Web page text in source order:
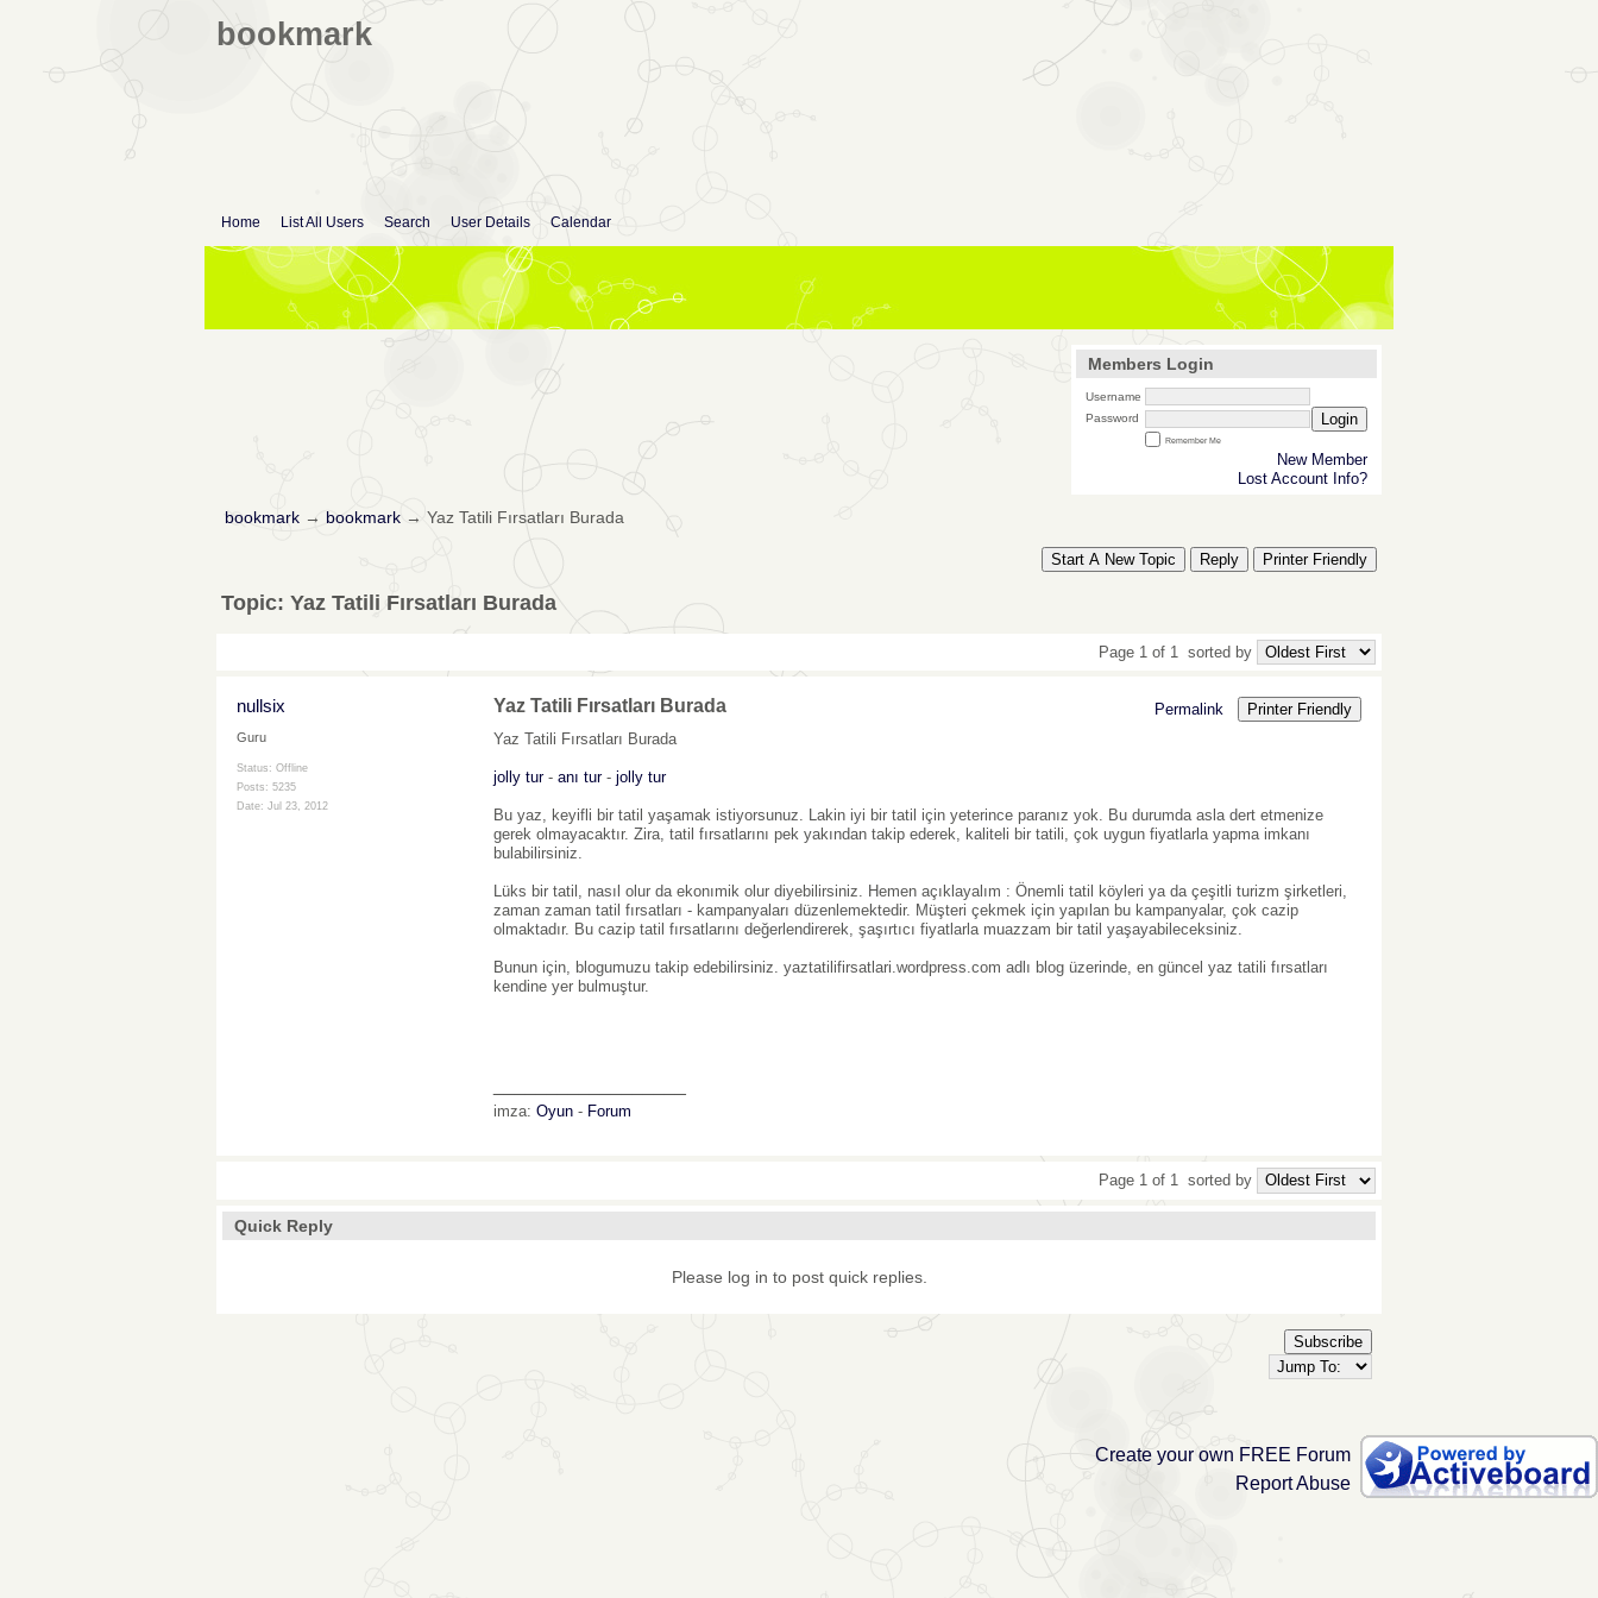
bookmark
Home List All Users Search User Details Calendar
Members Login
Username
Password
Login
Remember Me
New Member
Lost Account Info?
bookmark→ bookmark→ Yaz Tatili Fırsatları Burada
Start A New Topic Reply Printer Friendly
Topic: Yaz Tatili Fırsatları Burada
Page 1 of 1 sorted by
nullsix
Guru
Status: Offline
Posts: 5235
Date: Jul 23, 2012
Yaz Tatili Fırsatları Burada Permalink
Printer Friendly
Yaz Tatili Fırsatları Burada
jolly tur- anı tur- jolly tur
Bu yaz, keyifli bir tatil yaşamak istiyorsunuz. Lakin iyi bir tatil için yeterince paranız yok. Bu durumda asla dert etmenize
gerek olmayacaktır. Zira, tatil fırsatlarını pek yakından takip ederek, kaliteli bir tatili, çok uygun fiyatlarla yapma imkanı
bulabilirsiniz.
Lüks bir tatil, nasıl olur da ekonımik olur diyebilirsiniz. Hemen açıklayalım : Önemli tatil köyleri ya da çeşitli turizm şirketleri,
zaman zaman tatil fırsatları - kampanyaları düzenlemektedir. Müşteri çekmek için yapılan bu kampanyalar, çok cazip
olmaktadır. Bu cazip tatil fırsatlarını değerlendirerek, şaşırtıcı fiyatlarla muazzam bir tatil yaşayabileceksiniz.
Bunun için, blogumuzu takip edebilirsiniz. yaztatilifirsatlari.wordpress.com adlı blog üzerinde, en güncel yaz tatili fırsatları
kendine yer bulmuştur.
imza: Oyun - Forum
Page 1 of 1 sorted by
Quick Reply
Please log in to post quick replies.
Subscribe
Create your own FREE Forum
Report Abuse